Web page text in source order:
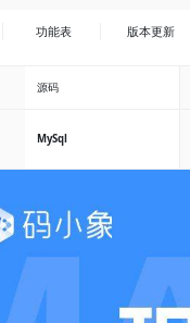
功能表 版本更新
源码
MySql